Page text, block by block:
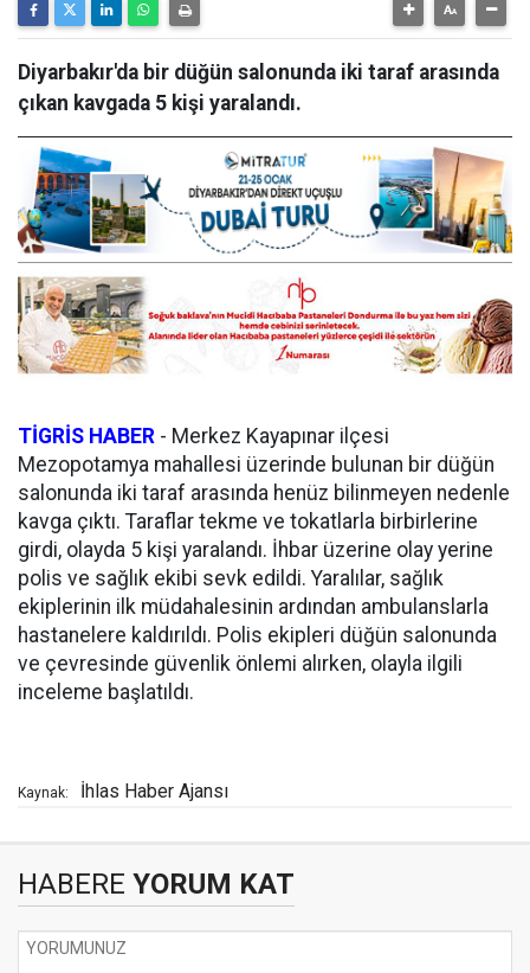
Diyarbakır'da bir düğün salonunda iki taraf arasında
çıkan kavgada 5 kişi yaralandı.
TİGRİS HABER - Merkez Kayapınar ilçesi
Mezopotamya mahallesi üzerinde bulunan bir düğün
salonunda iki taraf arasında henüz bilinmeyen nedenle
kavga çıktı. Taraflar tekme ve tokatlarla birbirlerine
girdi, olayda 5 kişi yaralandı. İhbar üzerine olay yerine
polis ve sağlık ekibi sevk edildi. Yaralılar, sağlık
ekiplerinin ilk müdahalesinin ardından ambulanslarla
hastanelere kaldırıldı. Polis ekipleri düğün salonunda
ve çevresinde güvenlik önlemi alırken, olayla ilgili
inceleme başlatıldı.
Kaynak: İhlas Haber Ajansı
HABERE YORUM KAT